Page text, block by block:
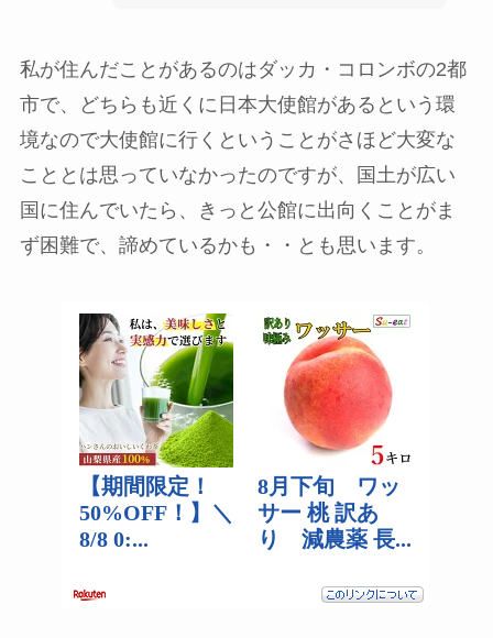
私が住んだことがあるのはダッカ・コロンボの2都
市で、どちらも近くに日本大使館があるという環
境なので大使館に行くということがさほど大変な
こととは思っていなかったのですが、国土が広い
国に住んでいたら、きっと公館に出向くことがま
ず困難で、諦めているかも・・とも思います。